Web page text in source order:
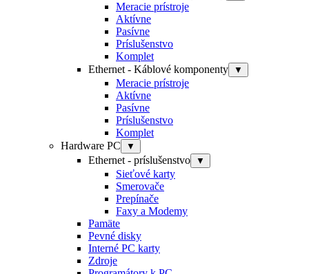
Meracie prístroje
Aktívne
Pasívne
Príslušenstvo
Komplet
Ethernet - Káblové komponenty
▼
Meracie prístroje
Aktívne
Pasívne
Príslušenstvo
Komplet
Hardware PC
▼
Ethernet - príslušenstvo ▼
Sieťové karty
Smerovače
Prepínače
Faxy a Modemy
Pamäte
Pevné disky
Interné PC karty
Zdroje